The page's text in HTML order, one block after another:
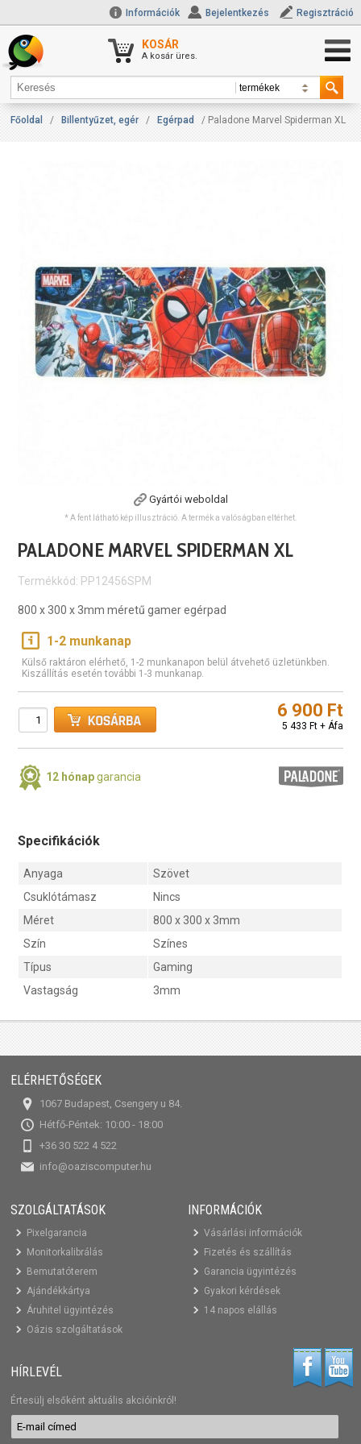
Információk Bejelentkezés Regisztráció
KOSÁR
A kosár üres.
Főoldal / Billentyűzet, egér / Egérpad / Paladone Marvel Spiderman XL
Gyártói weboldal
* A fent látható kép illusztráció. A termék a valóságban eltérhet.
PALADONE MARVEL SPIDERMAN XL
Termékkód: PP12456SPM
800 x 300 x 3mm méretű gamer egérpad
1-2 munkanap
Külső raktáron elérhető, 1-2 munkanapon belül átvehető üzletünkben.
Kiszállítás esetén további 1-3 munkanap.
6 900 Ft
5 433 Ft + Áfa
12 hónapgarancia
Specifikációk
Anyaga
Szövet
Csuklótámasz
Nincs
Méret
800 x 300 x 3mm
Szín
Színes
Típus
Gaming
Vastagság
3mm
ELÉRHETŐSÉGEK
1067 Budapest, Csengery u 84.
Hétfő-Péntek: 10:00 - 18:00
+36 30 522 4 522
info@oaziscomputer.hu
SZOLGÁLTATÁSOK
Pixelgarancia
Monitorkalibrálás
Bemutatóterem
Ajándékkártya
Áruhitel ügyintézés
Oázis szolgáltatások
INFORMÁCIÓK
Vásárlási információk
Fizetés és szállítás
Garancia ügyintézés
Gyakori kérdések
14 napos elállás
HÍRLEVÉL
Értesülj elsőként aktuális akcióinkról!